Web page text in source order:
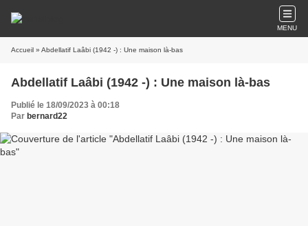
MENU
Accueil » Abdellatif Laâbi (1942 -) : Une maison là-bas
Abdellatif Laâbi (1942 -) : Une maison là-bas
Publié le 18/09/2023 à 00:18
Par bernard22